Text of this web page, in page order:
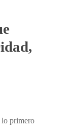
lo primero